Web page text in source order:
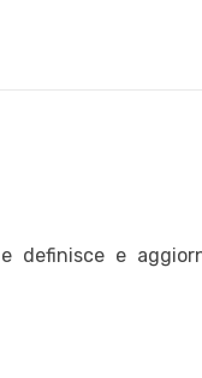
definisce e